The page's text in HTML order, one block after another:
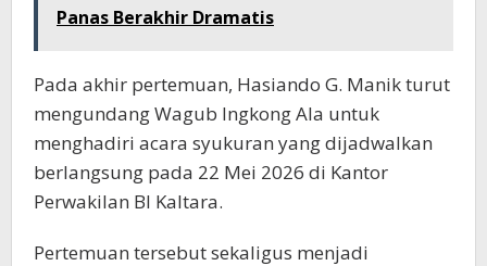
Panas Berakhir Dramatis
Pada akhir pertemuan, Hasiando G. Manik turut
mengundang Wagub Ingkong Ala untuk
menghadiri acara syukuran yang dijadwalkan
berlangsung pada 22 Mei 2026 di Kantor
Perwakilan BI Kaltara.
Pertemuan tersebut sekaligus menjadi